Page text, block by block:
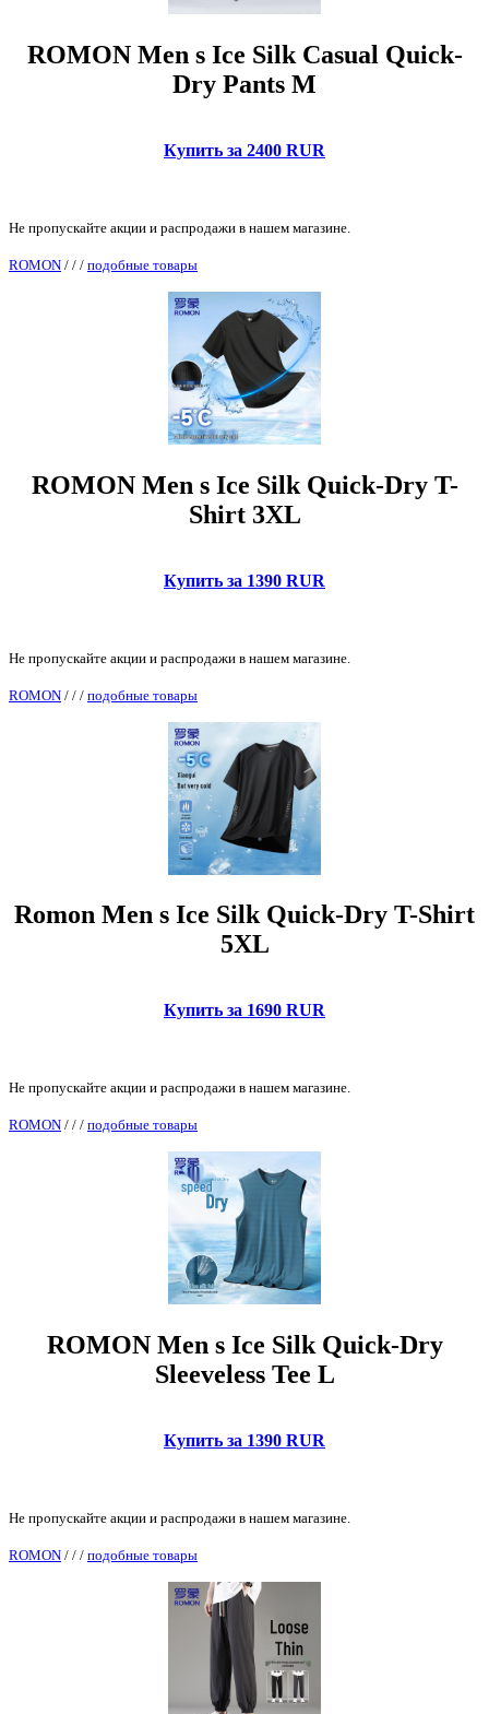
ROMON Men s Ice Silk Casual Quick-
Dry Pants M
Купить за 2400 RUR
Не пропускайте акции и распродажи в нашем магазине.
ROMON / / / подобные товары
ROMON Men s Ice Silk Quick-Dry T-
Shirt 3XL
Купить за 1390 RUR
Не пропускайте акции и распродажи в нашем магазине.
ROMON / / / подобные товары
Romon Men s Ice Silk Quick-Dry T-Shirt
5XL
Купить за 1690 RUR
Не пропускайте акции и распродажи в нашем магазине.
ROMON / / / подобные товары
ROMON Men s Ice Silk Quick-Dry
Sleeveless Tee L
Купить за 1390 RUR
Не пропускайте акции и распродажи в нашем магазине.
ROMON / / / подобные товары